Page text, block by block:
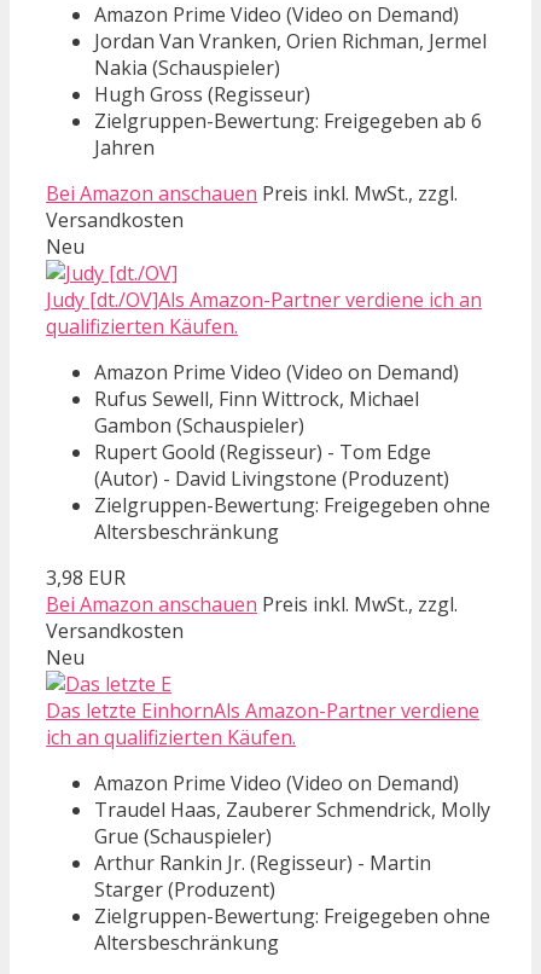
Amazon Prime Video (Video on Demand)
Jordan Van Vranken, Orien Richman, Jermel
Nakia (Schauspieler)
Hugh Gross (Regisseur)
Zielgruppen-Bewertung: Freigegeben ab 6
Jahren
Bei Amazon anschauen Preis inkl. MwSt., zzgl.
Versandkosten
Neu
Judy [dt./OV]Als Amazon-Partner verdiene ich an
qualifizierten Käufen.
Amazon Prime Video (Video on Demand)
Rufus Sewell, Finn Wittrock, Michael
Gambon (Schauspieler)
Rupert Goold (Regisseur) - Tom Edge
(Autor) - David Livingstone (Produzent)
Zielgruppen-Bewertung: Freigegeben ohne
Altersbeschränkung
3,98 EUR
Bei Amazon anschauen Preis inkl. MwSt., zzgl.
Versandkosten
Neu
Das letzte EinhornAls Amazon-Partner verdiene
ich an qualifizierten Käufen.
Amazon Prime Video (Video on Demand)
Traudel Haas, Zauberer Schmendrick, Molly
Grue (Schauspieler)
Arthur Rankin Jr. (Regisseur) - Martin
Starger (Produzent)
Zielgruppen-Bewertung: Freigegeben ohne
Altersbeschränkung